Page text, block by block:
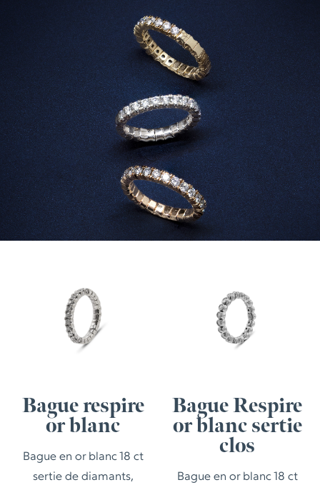
Bague respire
or blanc
Bague en or blanc 18 ct
sertie de diamants,
Bague Respire
or blanc sertie
clos
Bague en or blanc 18 ct